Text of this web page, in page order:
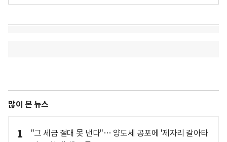
많이 본 뉴스
1
"그 세금 절대 못 낸다"… 양도세 공포에 '제자리 갈아타